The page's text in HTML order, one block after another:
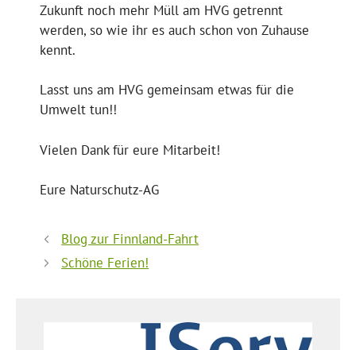
Zukunft noch mehr Müll am HVG getrennt
werden, so wie ihr es auch schon von Zuhause
kennt.
Lasst uns am HVG gemeinsam etwas für die
Umwelt tun!!
Vielen Dank für eure Mitarbeit!
Eure Naturschutz-AG
Blog zur Finnland-Fahrt
Schöne Ferien!